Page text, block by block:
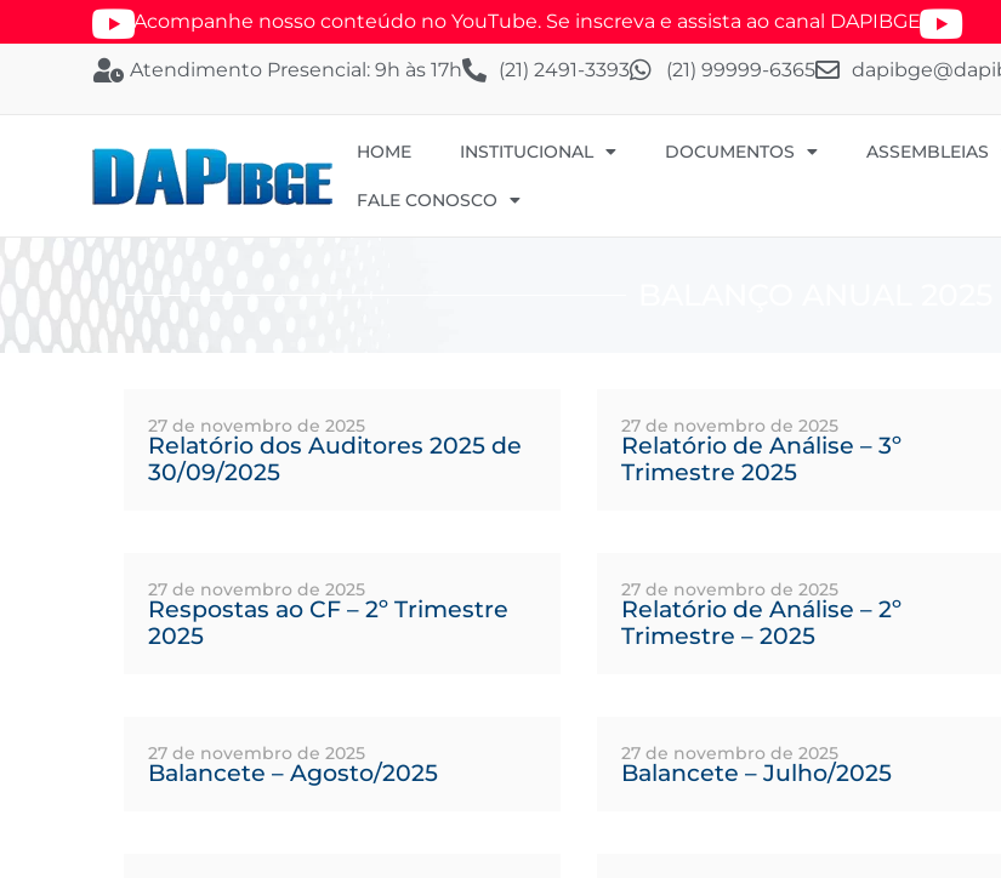
Acompanhe nosso conteúdo no YouTube. Se inscreva e assista ao canal DAPIBGE
Atendimento Presencial: 9h às 17h (21) 2491-3393 (21) 99999-6365
HOME INSTITUCIONAL DOCUMENTOS ASSEMBLEIAS
FALE CONOSCO
27 de novembro de 2025
Relatório dos Auditores 2025 de
30/09/2025
27 de novembro de 2025
Relatório de Análise – 3º
Trimestre 2025
27 de novembro de 2025
Respostas ao CF – 2º Trimestre
2025
27 de novembro de 2025
Relatório de Análise – 2º
Trimestre – 2025
27 de novembro de 2025
Balancete – Agosto/2025
27 de novembro de 2025
Balancete – Julho/2025